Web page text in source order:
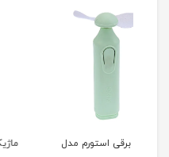
ماژیک سی دی پنتر مدل